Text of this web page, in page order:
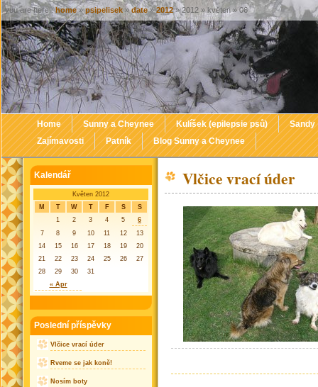
Home Sunny a Cheynee Kulíšek (epilepsie psů)
Sandy
Zajímavosti
Patník Blog Sunny a Cheynee
Vlčice vrací úder
Kalendář
Květen 2012
M
T W T F S S
« Apr
1 2 3 4 5
6
7
8 9 10 11 12
13
14
15 16 17 18 19
20
21
22 23 24 25 26
27
28
29 30 31
Poslední příspěvky
Vlčice vrací úder
Rveme se jak koně!
Nosím boty
you are here :home»psipelisek»date»2012» 2012 » květen » 06